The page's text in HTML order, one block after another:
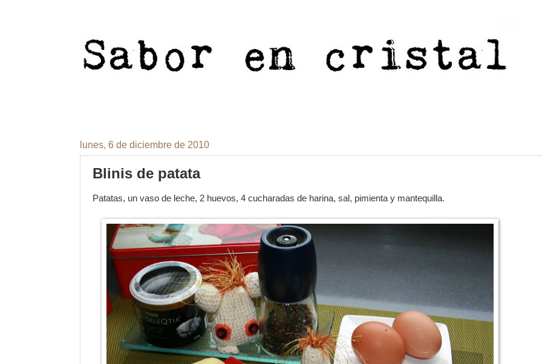
lunes, 6 de diciembre de 2010
Blinis de patata
Patatas, un vaso de leche, 2 huevos, 4 cucharadas de harina, sal, pimienta y mantequilla.